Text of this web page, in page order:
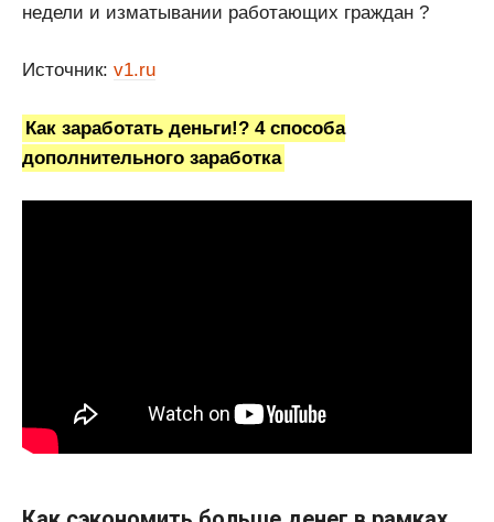
недели и изматывании работающих граждан ?
Источник: v1.ru
Как заработать деньги!? 4 способа
дополнительного заработка